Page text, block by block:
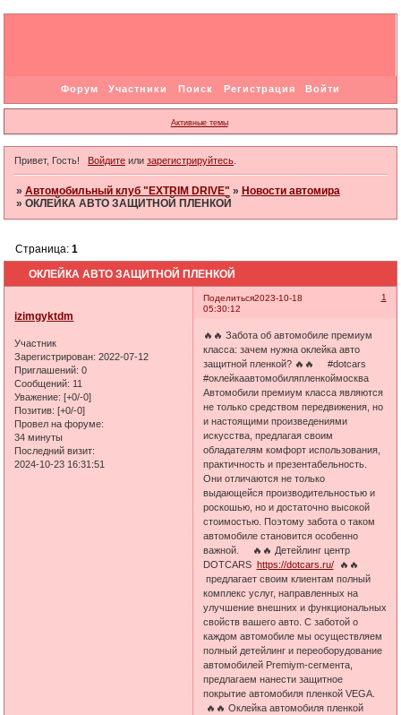
Форум Участники Поиск Регистрация Войти
Активные темы
Привет, Гость! Войдитеили зарегистрируйтесь.
» Автомобильный клуб "EXTRIM DRIVE" » Новости автомира
» ОКЛЕЙКА АВТО ЗАЩИТНОЙ ПЛЕНКОЙ
ОКЛЕЙКА АВТО ЗАЩИТНОЙ ПЛЕНКОЙ
Страница: 1
Поделиться 1
2023-10-18
05:30:12
izimgyktdm
Участник
Зарегистрирован: 2022-07-12
Приглашений: 0
Сообщений: 11
Уважение: [+0/-0]
Позитив: [+0/-0]
Провел на форуме:
34 минуты
Последний визит:
2024-10-23 16:31:51
🔥🔥 Забота об автомобиле премиум
класса: зачем нужна оклейка авто
защитной пленкой? 🔥🔥 #dotcars
#оклейкаавтомобиляпленкоймосква
Автомобили премиум класса являются
не только средством передвижения, но
и настоящими произведениями
искусства, предлагая своим
обладателям комфорт использования,
практичность и презентабельность.
Они отличаются не только
выдающейся производительностью и
роскошью, но и достаточно высокой
стоимостью. Поэтому забота о таком
автомобиле становится особенно
важной. 🔥🔥 Детейлинг центр
DOTCARS https://dotcars.ru/🔥🔥
предлагает своим клиентам полный
комплекс услуг, направленных на
улучшение внешних и функциональных
свойств вашего авто. С заботой о
каждом автомобиле мы осуществляем
полный детейлинг и переоборудование
автомобилей Premiym-сегмента,
предлагаем нанести защитное
покрытие автомобиля пленкой VEGA.
🔥🔥 Оклейка автомобиля пленкой